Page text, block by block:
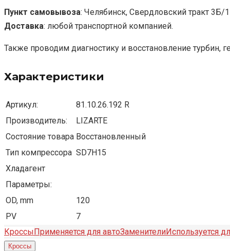
Пункт самовывоза: Челябинск, Свердловский тракт 3Б/1
Доставка: любой транспортной компанией.
Также проводим диагностику и восстановление турбин,
Характеристики
Артикул:
81.10.26.192 R
Производитель:
LIZARTE
Состояние товара Восстановленный
Тип компрессора SD7H15
Хладагент
Параметры:
OD, mm
120
PV
7
Кроссы Применяется для автоЗаменителиИспользуется
Кроссы